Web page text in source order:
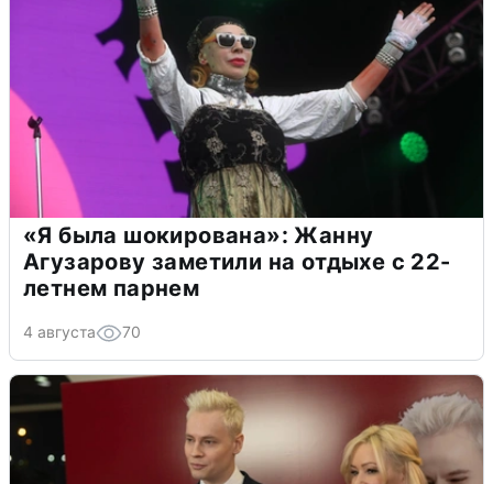
«Я была шокирована»: Жанну
Агузарову заметили на отдыхе с 22-
летнем парнем
4 августа 70